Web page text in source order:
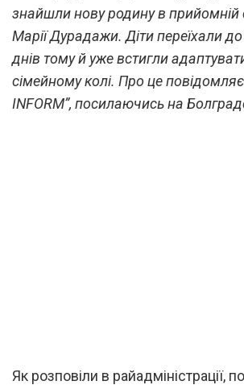
знайшли нову родину в прийомній
Марії Дурадажи. Діти переїхали до
днів тому й уже встигли
сімейному колі. Про це
INFORM”, посилаючись на
Як розповіли в райадміністрації,